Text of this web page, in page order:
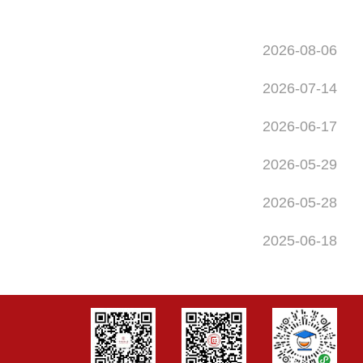
2026-08-06
2026-07-14
2026-06-17
2026-05-29
2026-05-28
2025-06-18